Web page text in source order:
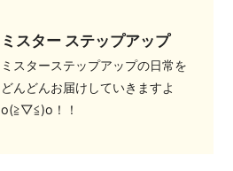
ミスター ステップアップ
ミスターステップアップの日常を
どんどんお届けしていきますよ
o(≧▽≦)o！！